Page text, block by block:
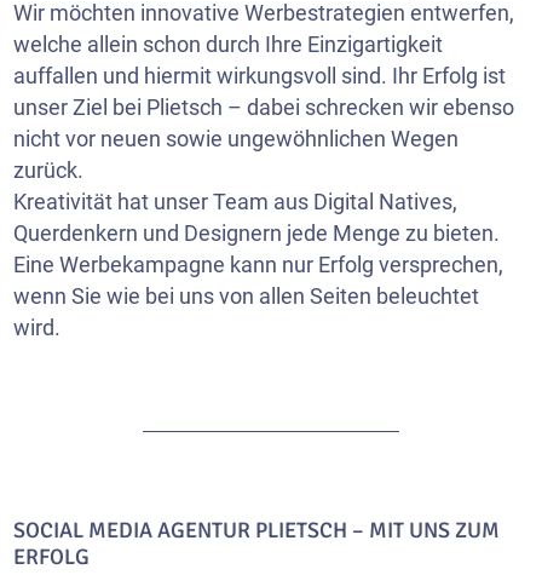
Wir möchten innovative Werbestrategien entwerfen,
welche allein schon durch Ihre Einzigartigkeit
auffallen und hiermit wirkungsvoll sind. Ihr Erfolg ist
unser Ziel bei Plietsch – dabei schrecken wir ebenso
nicht vor neuen sowie ungewöhnlichen Wegen
zurück.
Kreativität hat unser Team aus Digital Natives,
Querdenkern und Designern jede Menge zu bieten.
Eine Werbekampagne kann nur Erfolg versprechen,
wenn Sie wie bei uns von allen Seiten beleuchtet
wird.
SOCIAL MEDIA AGENTUR PLIETSCH – MIT UNS ZUM
ERFOLG